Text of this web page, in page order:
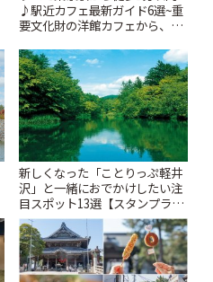
♪駅近カフェ最新ガイド6選~重
要文化財の洋館カフェから、改
りっぷ
新しくなった「ことりっぷ軽井
沢」と一緒におでかけしたい注
目スポット13選【スタンプラリ
ー開催中】 | ことりっぷ